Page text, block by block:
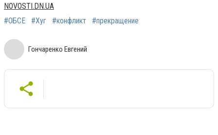
NOVOSTI.DN.UA
#ОБСЕ
#Хуг #конфликт #прекращение
Гончаренко Евгений